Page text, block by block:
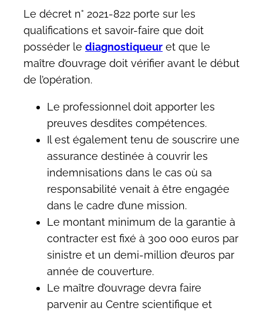
Le décret n° 2021-822 porte sur les
qualifications et savoir-faire que doit
posséder le diagnostiqueur et que le
maître d’ouvrage doit vérifier avant le début
de l’opération.
Le professionnel doit apporter les
preuves desdites compétences.
Il est également tenu de souscrire une
assurance destinée à couvrir les
indemnisations dans le cas où sa
responsabilité venait à être engagée
dans le cadre d’une mission.
Le montant minimum de la garantie à
contracter est fixé à 300 000 euros par
sinistre et un demi-million d’euros par
année de couverture.
Le maître d’ouvrage devra faire
parvenir au Centre scientifique et